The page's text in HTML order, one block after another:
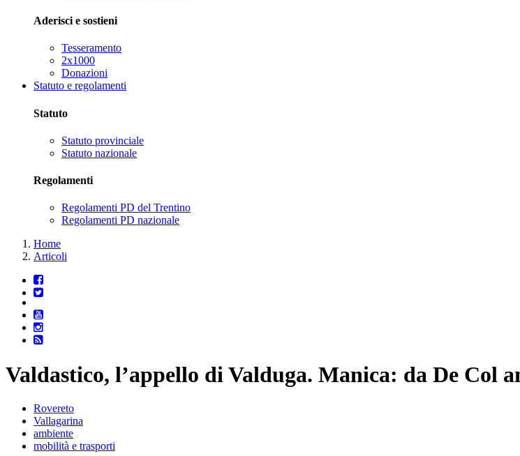
Aderisci e sostieni
Tesseramento
2x1000
Donazioni
Statuto e regolamenti
Statuto
Statuto provinciale
Statuto nazionale
Regolamenti
Regolamenti PD del Trentino
Regolamenti PD nazionale
Home
Articoli
Valdastico, l’appello di Valduga. Manica: da De Col
Rovereto
Vallagarina
ambiente
mobilità e trasporti